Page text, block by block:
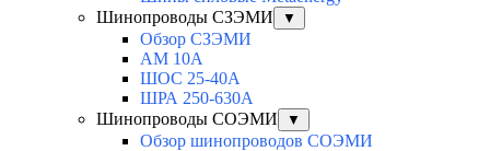
Шинопроводы СЗЭМИ
▼
Обзор СЗЭМИ
АМ 10А
ШОС 25-40А
ШРА 250-630А
Шинопроводы СОЭМИ
▼
Обзор шинопроводов СОЭМИ